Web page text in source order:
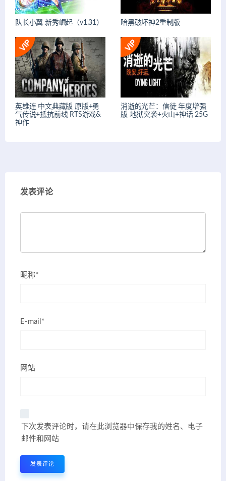
队长小翼 新秀崛起（v1.31） 暗黑破坏神2重制版
英雄连 中文典藏版 原版+勇
气传说+抵抗前线 RTS游戏&
神作
消逝的光芒：信徒 年度增强
版 地狱突袭+火山+神话 25G
发表评论
昵称*
E-mail*
网站
下次发表评论时，请在此浏览器中保存我的姓名、电子
邮件和网站